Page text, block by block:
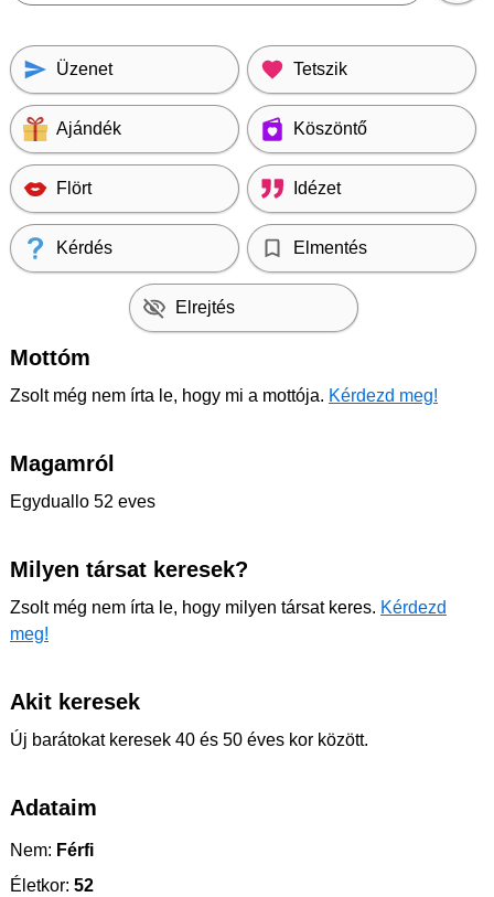
Üzenet Tetszik
Ajándék Köszöntő
Flört Idézet
Kérdés Elmentés
Elrejtés
Mottóm
Zsolt még nem írta le, hogy mi a mottója. Kérdezd meg!
Magamról
Egyduallo 52 eves
Milyen társat keresek?
Zsolt még nem írta le, hogy milyen társat keres. Kérdezd
meg!
Akit keresek
Új barátokat keresek 40 és 50 éves kor között.
Adataim
Nem: Férfi
Életkor: 52